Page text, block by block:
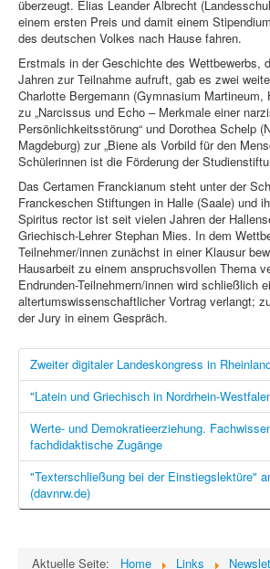
überzeugt. Elias Leander Albrecht
einem ersten Preis und damit einem
des deutschen Volkes nach Hause fahren.
Erstmals in der Geschichte des Wettbewerbs,
Jahren zur Teilnahme aufruft, gab es zwei
Charlotte Bergemann (Gymnasium Martineum,
zu „Narcissus und Echo – Merkmale einer
Persönlichkeitsstörung“ und Dorothea Schelp
Magdeburg) zur „Biene als Vorbild für den
Schülerinnen ist die Förderung der
Das Certamen Franckianum steht unter der
Franckeschen Stiftungen in Halle (Saale) und
Spiritus rector ist seit vielen Jahren der
Griechisch-Lehrer Stephan Mies. In dem
Teilnehmer/innen zunächst in einer Klausur
Hausarbeit zu einem anspruchsvollen Thema
Endrunden-Teilnehmern/innen wird schließlich
altertumswissenschaftlicher Vortrag verlangt;
der Jury in einem Gespräch.
Zweiter digitaler Landeskongress in
"Latein und Griechisch in Nordrhein-
Werte- und Demokratieerziehung.
fachdidaktische Zugänge
"Texterschließung bei der Einstiegslektüre"
(davnrw.de)
Aktuelle Seite: Home Links